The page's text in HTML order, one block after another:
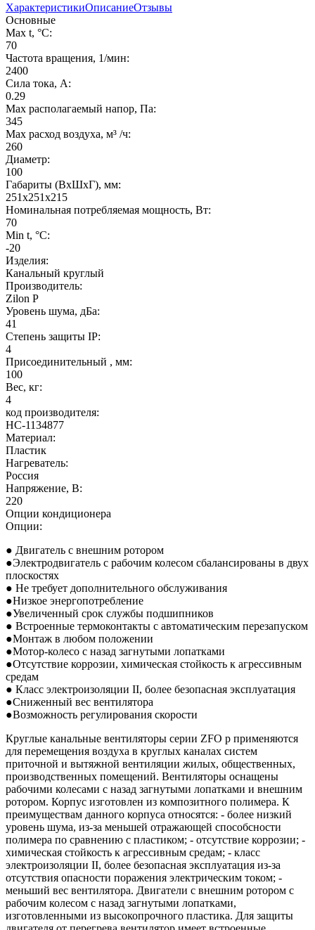
ХарактеристикиОписаниеОтзывы
Основные
Max t, °C:
70
Частота вращения, 1/мин:
2400
Сила тока, А:
0.29
Max располагаемый напор, Па:
345
Max расход воздуха, м³ /ч:
260
Диаметр:
100
Габариты (ВхШхГ), мм:
251х251х215
Номинальная потребляемая мощность, Вт:
70
Min t, °C:
-20
Изделия:
Канальный круглый
Производитель:
Zilon P
Уровень шума, дБа:
41
Степень защиты IP:
4
Присоединительный , мм:
100
Вес, кг:
4
код производителя:
НС-1134877
Материал:
Пластик
Нагреватель:
Россия
Напряжение, В:
220
Опции кондиционера
Опции:
● Двигатель с внешним ротором
●Электродвигатель с рабочим колесом сбалансированы в двух
плоскостях
● Не требует дополнительного обслуживания
●Низкое энергопотребление
●Увеличенный срок службы подшипников
● Встроенные термоконтакты с автоматическим перезапуском
●Монтаж в любом положении
●Мотор-колесо с назад загнутыми лопатками
●Отсутствие коррозии, химическая стойкость к агрессивным
средам
● Класс электроизоляции II, более безопасная эксплуатация
●Сниженный вес вентилятора
●Возможность регулирования скорости
Круглые канальные вентиляторы серии ZFO p применяются
для перемещения воздуха в круглых каналах систем
приточной и вытяжной вентиляции жилых, общественных,
производственных помещений. Вентиляторы оснащены
рабочими колесами с назад загнутыми лопатками и внешним
ротором. Корпус изготовлен из композитного полимера. К
преимуществам данного корпуса относятся: - более низкий
уровень шума, из-за меньшей отражающей способсности
полимера по сравнению с пластиком; - отсутствие коррозии; -
химическая стойкость к агрессивным средам; - класс
электроизоляции II, более безопасная эксплуатация из-за
отсутствия опасности поражения электрическим током; -
меньший вес вентилятора. Двигатели с внешним ротором с
рабочим колесом с назад загнутыми лопатками,
изготовленными из высокопрочного пластика. Для защиты